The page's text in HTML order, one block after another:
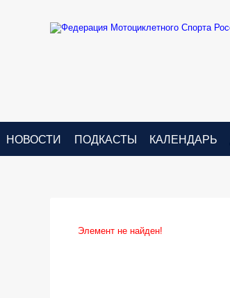
НОВОСТИ ПОДКАСТЫ КАЛЕНДАРЬ
Элемент не найден!